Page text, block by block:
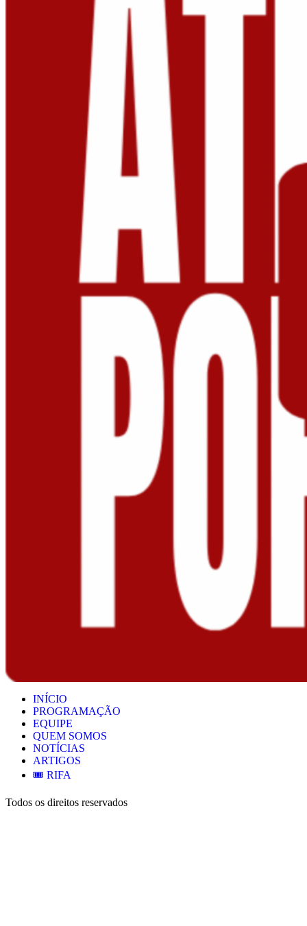
INÍCIO
PROGRAMAÇÃO
EQUIPE
QUEM SOMOS
NOTÍCIAS
ARTIGOS
🎟️ RIFA
Todos os direitos reservados